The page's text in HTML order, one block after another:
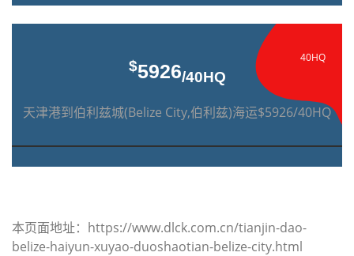
40HQ
$5926/40HQ
天津港到伯利兹城(Belize City,伯利兹)海运$5926/40HQ
本页面地址：https://www.dlck.com.cn/tianjin-dao-
belize-haiyun-xuyao-duoshaotian-belize-city.html